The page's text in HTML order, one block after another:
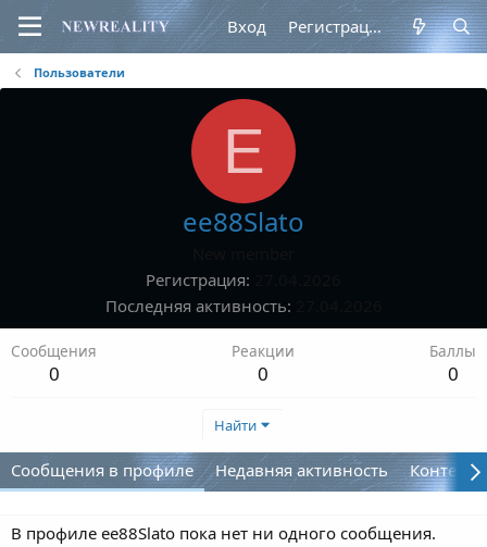
Вход Регистрация
Пользователи
E
ee88Slato
Регистрация
Последняя активность
Сообщения
0
Реакции
0
Баллы
0
Найти
Сообщения в профиле Недавняя активность Контент
В профиле ee88Slato пока нет ни одного сообщения.